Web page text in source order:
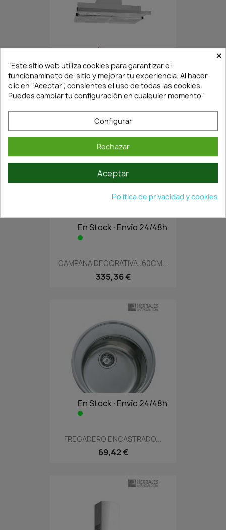
¡Últimas Unidades!
CAMPANA EXTENSIBLE..90CM...
265,82 €
En Stock·Envío 24/48h
CAMPANA DECORATIVA..60CM...
335,36 €
En Stock·Envío 24/48h
FREGADERO ENCASTRADO...
69,42 €
×
"Este sitio web utiliza cookies para garantizar el
funcionamineto del sitio y mejorar tu experiencia. Al hacer
clic en "Aceptar", consientes el uso de todas las cookies.
Puedes cambiar tu configuración en cualquier momento"
Configurar
Rechazar
Aceptar
Política de privacidad y cookies